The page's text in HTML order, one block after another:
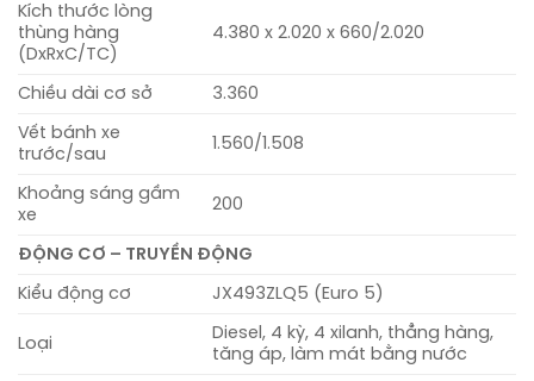
Kích thước lòng
thùng hàng
(DxRxC/TC)
4.380 x 2.020 x 660/2.020
Chiều dài cơ sở 3.360
Vết bánh xe
trước/sau
1.560/1.508
Khoảng sáng gầm
xe
200
ĐỘNG CƠ – TRUYỀN ĐỘNG
Kiểu động cơ JX493ZLQ5 (Euro 5)
Loại
Diesel, 4 kỳ, 4 xilanh, thẳng hàng,
tăng áp, làm mát bằng nước